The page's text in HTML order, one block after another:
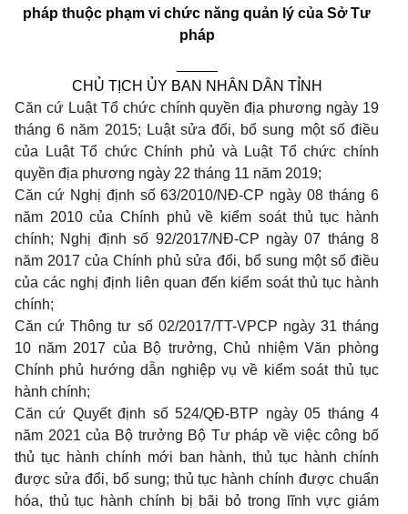
pháp thuộc phạm vi chức năng quản lý của Sở Tư
pháp
CHỦ TỊCH ỦY BAN NHÂN DÂN TỈNH
Căn cứ Luật Tổ chức chính quyền địa phương ngày 19
tháng 6 năm 2015; Luật sửa đổi, bổ sung một số điều
của Luật Tổ chức Chính phủ và Luật Tổ chức chính
quyền địa phương ngày 22 tháng 11 năm 2019;
Căn cứ Nghị định số 63/2010/NĐ-CP ngày 08 tháng 6
năm 2010 của Chính phủ về kiểm soát thủ tục hành
chính; Nghị định số 92/2017/NĐ-CP ngày 07 tháng 8
năm 2017 của Chính phủ sửa đổi, bổ sung một số điều
của các nghị định liên quan đến kiểm soát thủ tục hành
chính;
Căn cứ Thông tư số 02/2017/TT-VPCP ngày 31 tháng
10 năm 2017 của Bộ trưởng, Chủ nhiệm Văn phòng
Chính phủ hướng dẫn nghiệp vụ về kiểm soát thủ tục
hành chính;
Căn cứ Quyết định số 524/QĐ-BTP ngày 05 tháng 4
năm 2021 của Bộ trưởng Bộ Tư pháp về việc công bố
thủ tục hành chính mới ban hành, thủ tục hành chính
được sửa đổi, bổ sung; thủ tục hành chính được chuẩn
hóa, thủ tục hành chính bị bãi bỏ trong lĩnh vực giám